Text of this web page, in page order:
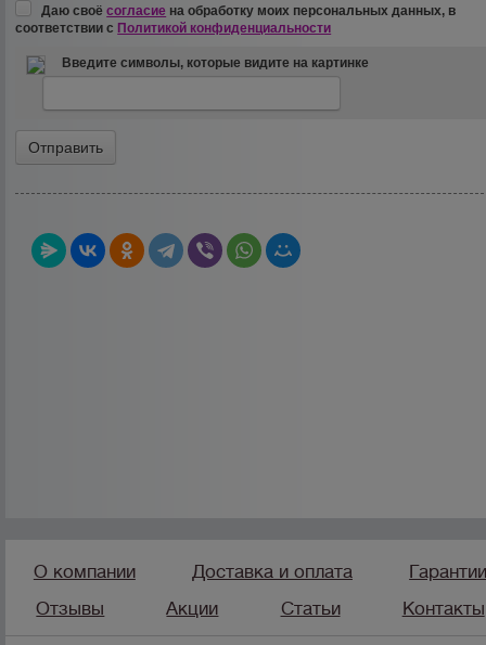
Даю своёсогласие на обработку моих персональных данных, в
соответствии с Политикой конфиденциальности
Введите символы, которые видите на картинке
О компании Доставка и оплата
Отзывы
Акции Статьи Контакты